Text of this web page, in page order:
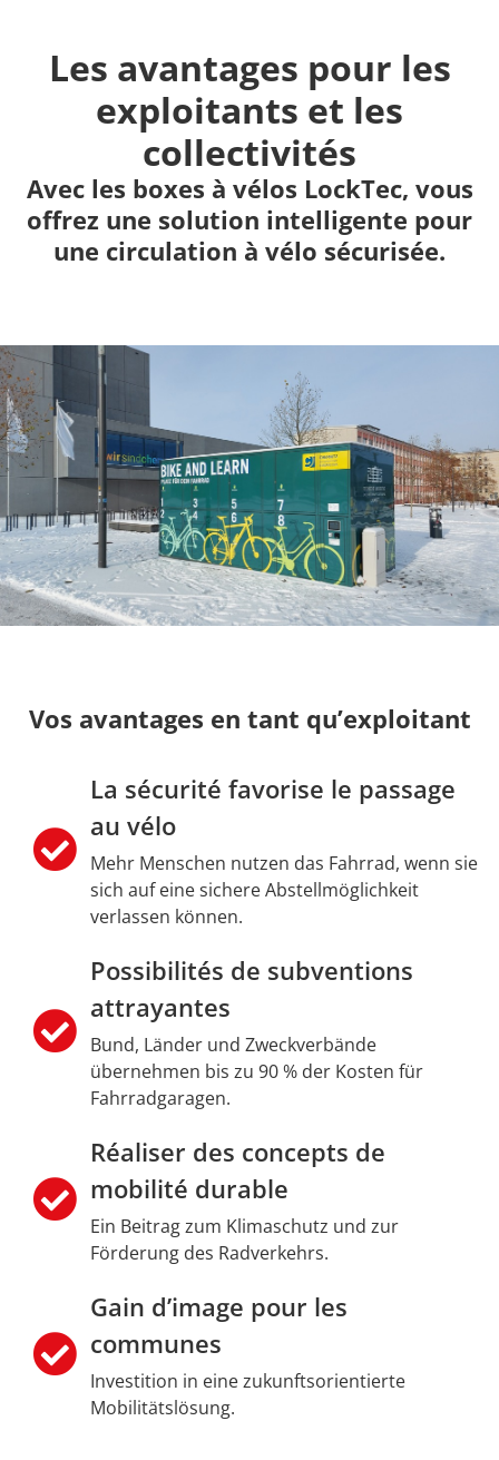
Les avantages pour les
exploitants et les
collectivités
Avec les boxes à vélos LockTec, vous
offrez une solution intelligente pour
une circulation à vélo sécurisée.
Vos avantages en tant qu’exploitant
La sécurité favorise le passage
au vélo
Mehr Menschen nutzen das Fahrrad, wenn sie
sich auf eine sichere Abstellmöglichkeit
verlassen können.
Possibilités de subventions
attrayantes
Bund, Länder und Zweckverbände
übernehmen bis zu 90 % der Kosten für
Fahrradgaragen.
Réaliser des concepts de
mobilité durable
Ein Beitrag zum Klimaschutz und zur
Förderung des Radverkehrs.
Gain d’image pour les
communes
Investition in eine zukunftsorientierte
Mobilitätslösung.